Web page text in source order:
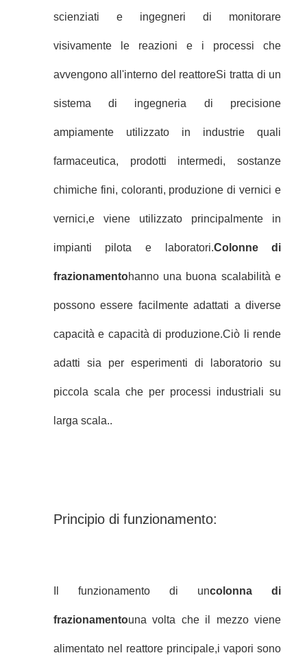
scienziati e ingegneri di monitorare
visivamente le reazioni e i processi che
avvengono all'interno del reattoreSi tratta di un
sistema di ingegneria di precisione
ampiamente utilizzato in industrie quali
farmaceutica, prodotti intermedi, sostanze
chimiche fini, coloranti, produzione di vernici e
vernici,e viene utilizzato principalmente in
impianti pilota e laboratori.Colonne di
frazionamentohanno una buona scalabilità e
possono essere facilmente adattati a diverse
capacità e capacità di produzione.Ciò li rende
adatti sia per esperimenti di laboratorio su
piccola scala che per processi industriali su
larga scala..
Principio di funzionamento:
Il funzionamento di uncolonna di
frazionamentouna volta che il mezzo viene
alimentato nel reattore principale,i vapori sono